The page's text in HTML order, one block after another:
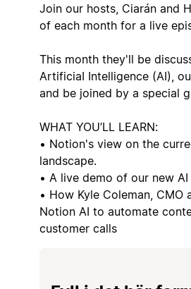
Join our hosts, Ciarán and
of each month for a live
This month they'll be
ArtificiaI Intelligence (AI),
and be joined by a special
WHAT YOU’LL LEARN:
• Notion's view on the
landscape.
• A live demo of our new
• How Kyle Coleman, CMO
Notion AI to automate
customer calls